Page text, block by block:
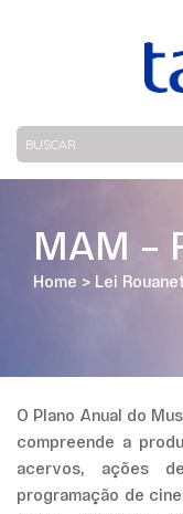
MAM –
Home > Lei
O Plano Anual do
compreende a
acervos, ações
programação de